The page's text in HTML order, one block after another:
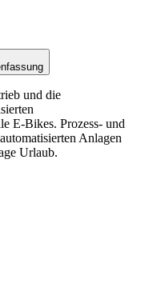
und die
E-Bikes. Prozess- und
Anlagen
Urlaub.